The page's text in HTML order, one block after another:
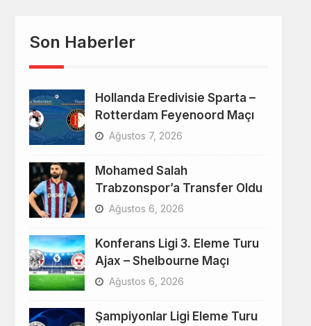
Son Haberler
Hollanda Eredivisie Sparta –
Rotterdam Feyenoord Maçı
Ağustos 7, 2026
Mohamed Salah
Trabzonspor’a Transfer Oldu
Ağustos 6, 2026
Konferans Ligi 3. Eleme Turu
Ajax – Shelbourne Maçı
Ağustos 6, 2026
Şampiyonlar Ligi Eleme Turu